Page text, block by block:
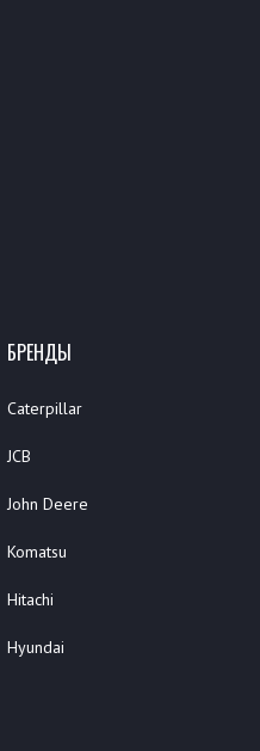
БРЕНДЫ
Caterpillar
JCB
John Deere
Komatsu
Hitachi
Hyundai